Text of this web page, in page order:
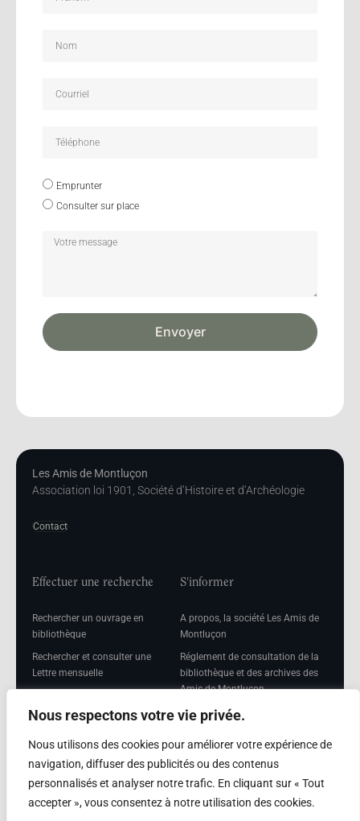
Nous respectons votre vie privée.
Nous utilisons des cookies pour améliorer votre expérience de
navigation, diffuser des publicités ou des contenus
personnalisés et analyser notre trafic. En cliquant sur « Tout
accepter », vous consentez à notre utilisation des cookies.
Emprunter
Consulter sur place
Envoyer
Les Amis de Montluçon
Association loi 1901, Société d’Histoire et d’Archéologie
Contact
Effectuer une recherche
Rechercher un ouvrage en
bibliothèque
Rechercher et consulter une
Lettre mensuelle
mensuelle
S'informer
A propos, la société Les Amis de
Montluçon
Réglement de consultation de la
bibliothèque et des archives des
Amis de Montluçon
Mentions légales
Adhérer